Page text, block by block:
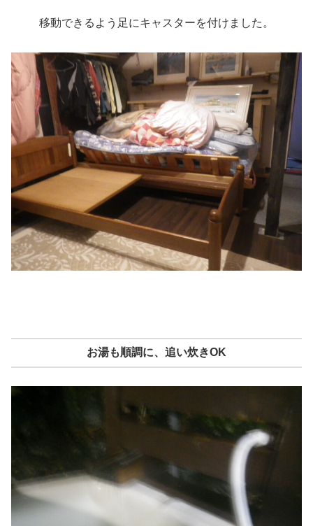
移動できるよう足にキャスターを付けました。
お湯も順調に、追い炊きOK